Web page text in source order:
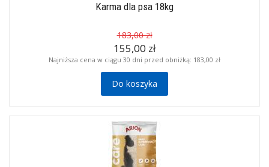
Karma dla psa 18kg
183,00 zł
155,00 zł
Najniższa cena w ciągu 30 dni przed obniżką: 183,00 zł
Do koszyka